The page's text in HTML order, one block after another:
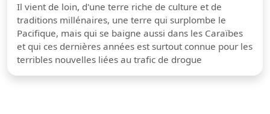
Il vient de loin, d'une terre riche de culture et de
traditions millénaires, une terre qui surplombe le
Pacifique, mais qui se baigne aussi dans les Caraïbes
et qui ces dernières années est surtout connue pour les
terribles nouvelles liées au trafic de drogue